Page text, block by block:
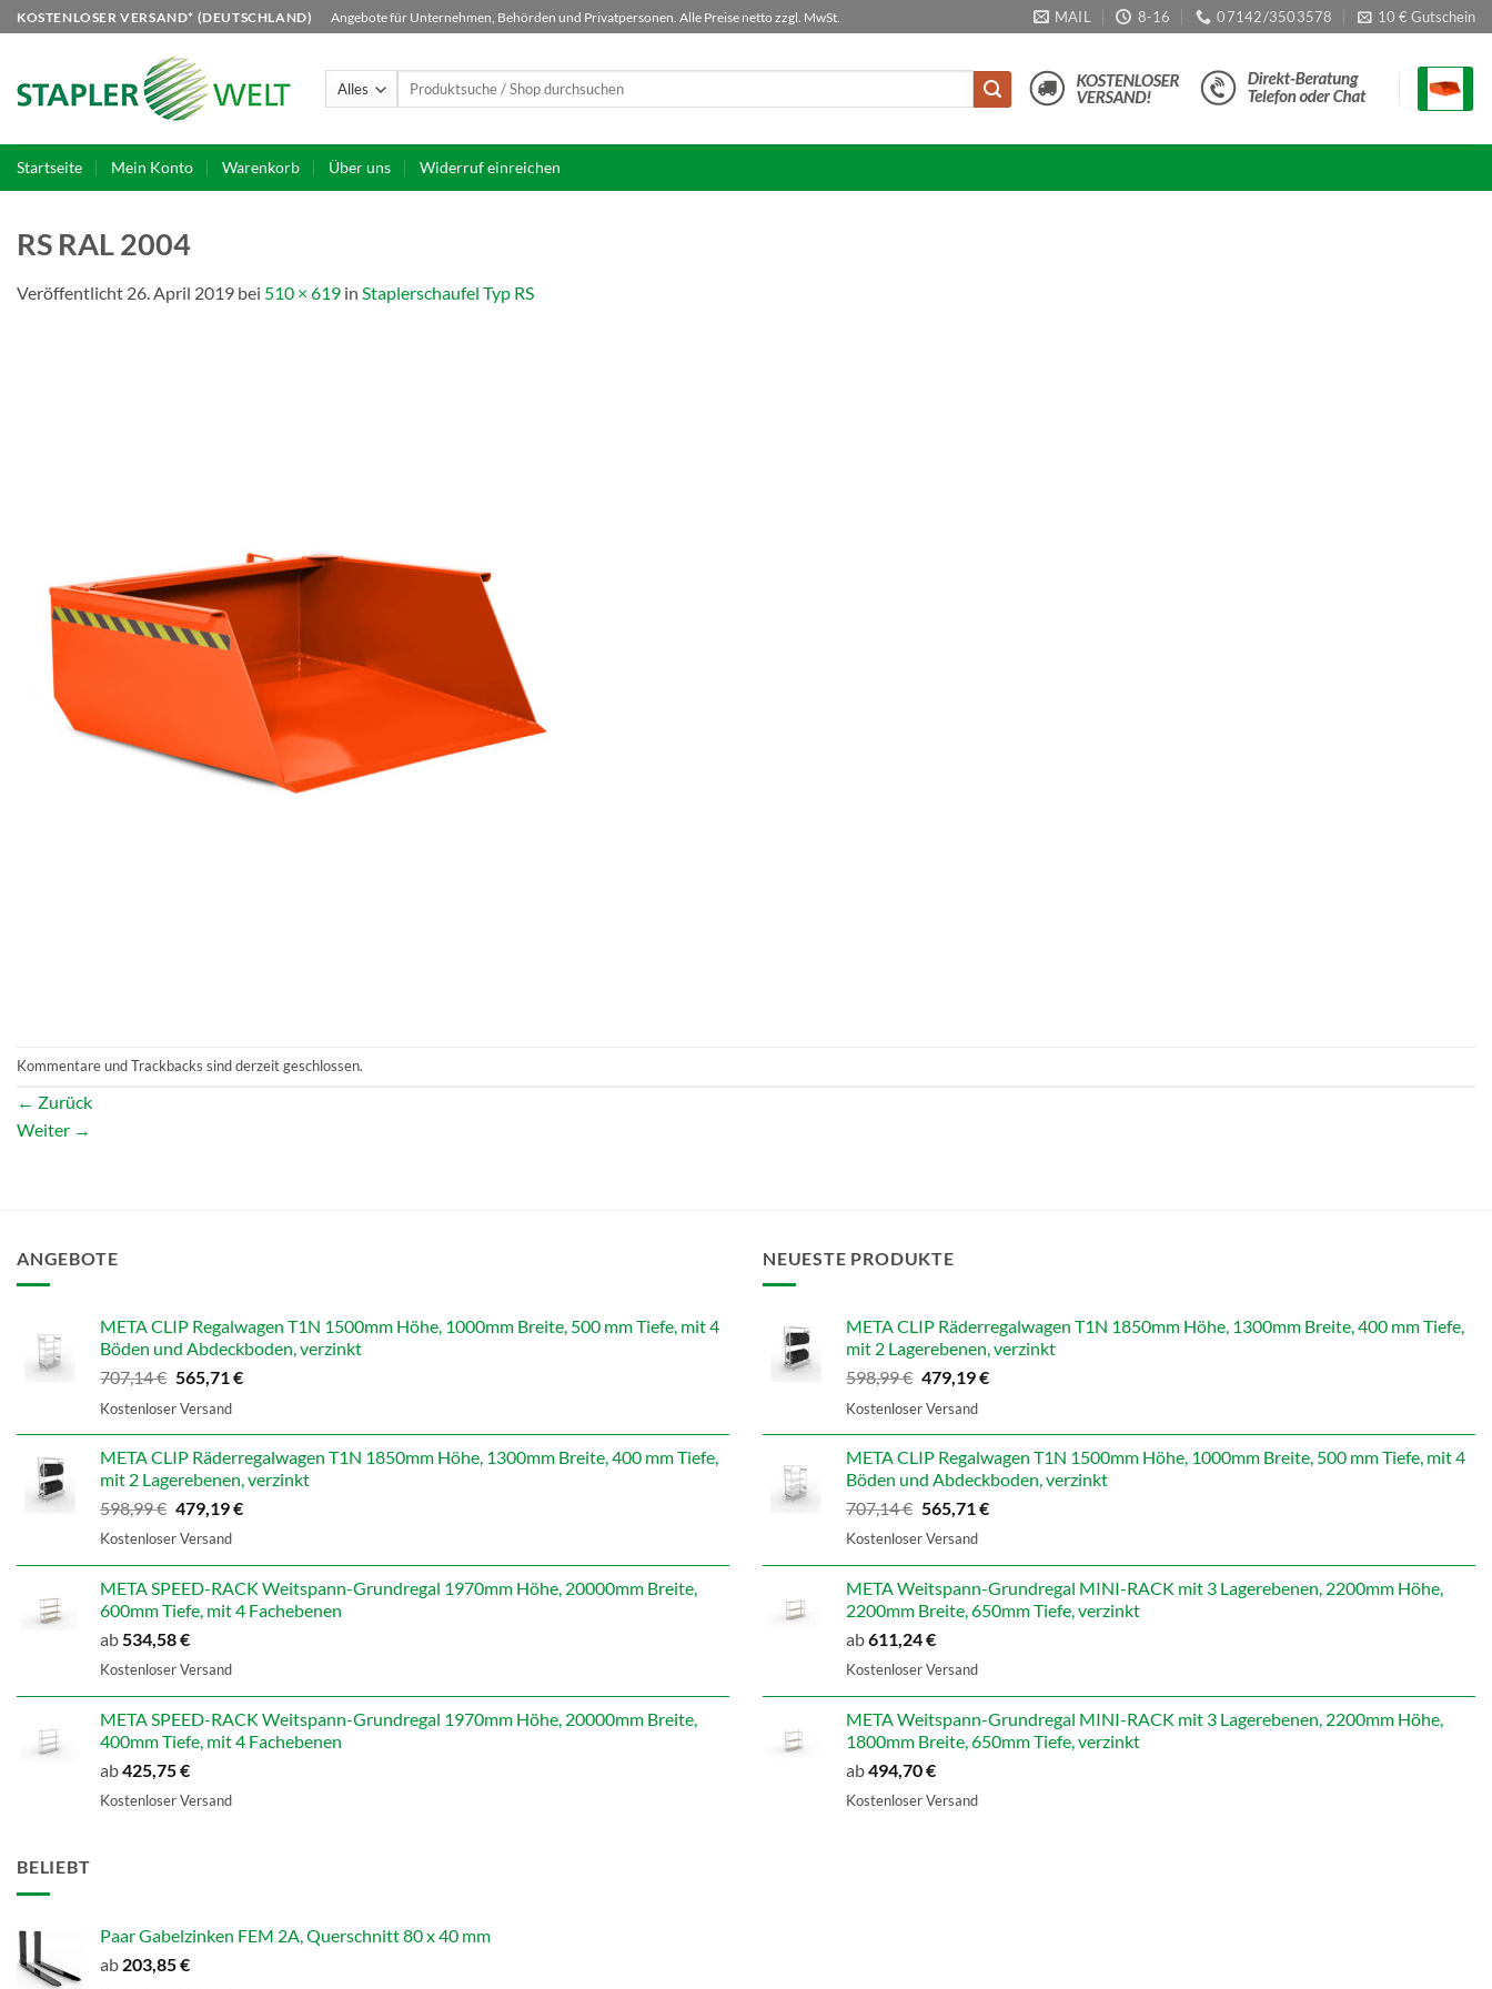
Zum
Inhalt
KOSTENLOSER VERSAND* (DEUTSCHLAND) Angebote für Unternehmen, Behörden und Privatpersonen. Alle Preise netto zzgl. MwSt. MAIL 8-16 07142/3503578 10 € Gutschein
Suchen
Startseite Mein Konto Warenkorb Über uns Widerruf einreichen
RS RAL 2004
Veröffentlicht 26. April 2019 bei 510 × 619 in Staplerschaufel Typ RS
Kommentare und Trackbacks sind derzeit geschlossen.
← Zurück
Weiter →
ANGEBOTE
META CLIP Regalwagen T1N 1500mm Höhe, 1000mm Breite, 500 mm Tiefe, mit 4
Böden und Abdeckboden, verzinkt
707,14€ Ursprünglicher
Preis
565,71€Aktueller
Kostenloser Versand
META CLIP Räderregalwagen T1N 1850mm Höhe, 1300mm Breite, 400 mm Tiefe,
mit 2 Lagerebenen, verzinkt
598,99€ Ursprünglicher
Preis
479,19€Aktueller
Kostenloser Versand
META SPEED-RACK Weitspann-Grundregal 1970mm Höhe, 20000mm Breite,
600mm Tiefe, mit 4 Fachebenen
ab 534,58€
Kostenloser Versand
META SPEED-RACK Weitspann-Grundregal 1970mm Höhe, 20000mm Breite,
400mm Tiefe, mit 4 Fachebenen
ab425,75€
Kostenloser Versand
NEUESTE PRODUKTE
META CLIP Räderregalwagen T1N 1850mm Höhe, 1300mm Breite, 400 mm Tiefe,
mit 2 Lagerebenen, verzinkt
598,99€ Ursprünglicher
Preis
479,19€Aktueller
Kostenloser Versand
META CLIP Regalwagen T1N 1500mm Höhe, 1000mm Breite, 500 mm Tiefe, mit 4
Böden und Abdeckboden, verzinkt
707,14€ Ursprünglicher
Preis
565,71€Aktueller
Kostenloser Versand
META Weitspann-Grundregal MINI-RACK mit 3 Lagerebenen, 2200mm Höhe,
2200mm Breite, 650mm Tiefe, verzinkt
ab611,24€
Kostenloser Versand
META Weitspann-Grundregal MINI-RACK mit 3 Lagerebenen, 2200mm Höhe,
1800mm Breite, 650mm Tiefe, verzinkt
ab494,70€
Kostenloser Versand
BELIEBT
Paar Gabelzinken FEM 2A, Querschnitt 80 x 40 mm
ab 203,85€